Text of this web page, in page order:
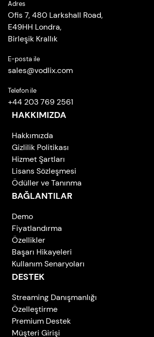
Adres
Ofis 7, 480 Larkshall Road,
E49HH Londra,
Birleşik Krallık
E-posta ile
sales@vodlix.com
Telefon ile
+44 203 769 2561
HAKKIMIZDA
Hakkımızda
Gizlilik Politikası
Hizmet Şartları
Lisans Sözleşmesi
Ödüller ve Tanınma
BAĞLANTILAR
Demo
Fiyatlandırma
Özellikler
Başarı Hikayeleri
Kullanım Senaryoları
DESTEK
Streaming Danışmanlığı
Özelleştirme
Premium Destek
Müşteri Girişi